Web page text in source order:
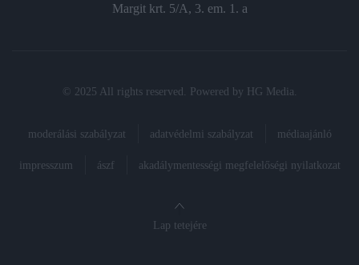
Margit krt. 5/A, 3. em. 1. a
© 2025 All rights reserved. Powered by HG Media
moderálási szabályzat adatvédelmi szabályzat médiaajánló
impresszum ászf akadálymentességi megfelelőségi nyilatkozat
Lap tetejére